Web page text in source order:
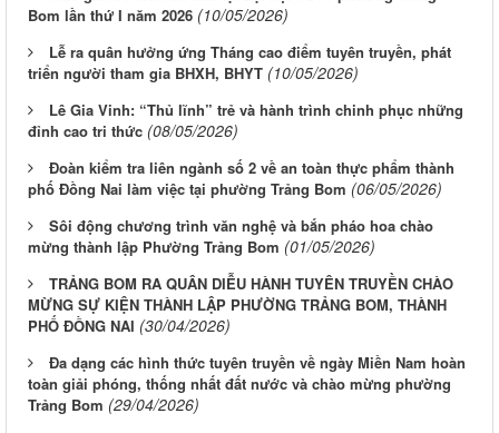
Bom lần thứ I năm 2026 (10/05/2026)
Lễ ra quân hưởng ứng Tháng cao điểm tuyên truyền, phát
triển người tham gia BHXH, BHYT (10/05/2026)
Lê Gia Vinh: “Thủ lĩnh” trẻ và hành trình chinh phục những
đỉnh cao tri thức (08/05/2026)
Đoàn kiểm tra liên ngành số 2 về an toàn thực phẩm thành
phố Đồng Nai làm việc tại phường Trảng Bom (06/05/2026)
Sôi động chương trình văn nghệ và bắn pháo hoa chào
mừng thành lập Phường Trảng Bom (01/05/2026)
TRẢNG BOM RA QUÂN DIỄU HÀNH TUYÊN TRUYỀN CHÀO
MỪNG SỰ KIỆN THÀNH LẬP PHƯỜNG TRẢNG BOM, THÀNH
PHỐ ĐỒNG NAI (30/04/2026)
Đa dạng các hình thức tuyên truyền về ngày Miền Nam hoàn
toàn giải phóng, thống nhất đất nước và chào mừng phường
Trảng Bom (29/04/2026)